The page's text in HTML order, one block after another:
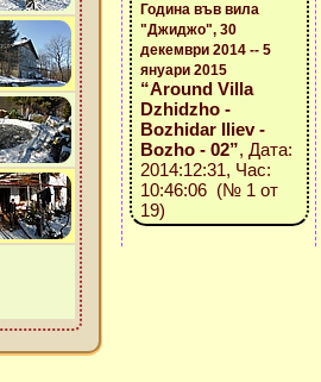
Година във вила
"Джиджо", 30
декември 2014 -- 5
януари 2015
“Around Villa
Dzhidzho -
Bozhidar Iliev -
Bozho - 02”, Дата:
2014:12:31, Час:
10:46:06 (№ 1 от
19)